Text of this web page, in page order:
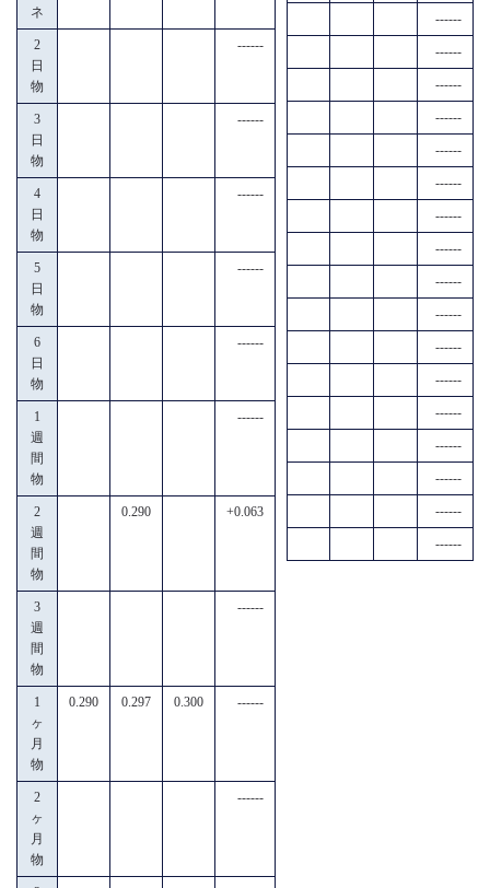
ネ
2
日
物
------
3
日
物
------
4
日
物
------
5
日
物
------
6
日
物
------
1
週
間
物
------
2
週
間
物
0.290 +0.063
3
週
間
物
------
1
ヶ
月
物
0.290 0.297 0.300 ------
2
ヶ
月
物
------
------
------
------
------
------
------
------
------
------
------
------
------
------
------
------
------
------